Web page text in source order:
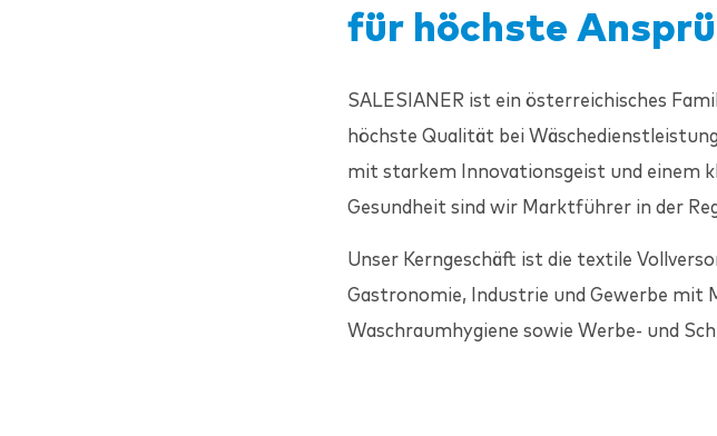
für höchste
SALESIANER ist ein österreichisches
höchste Qualität bei
mit starkem Innovationsgeist und einem
Gesundheit sind wir Marktführer in der
Unser Kerngeschäft ist die textile
Gastronomie, Industrie und Gewerbe mit
Waschraumhygiene sowie Werbe- und